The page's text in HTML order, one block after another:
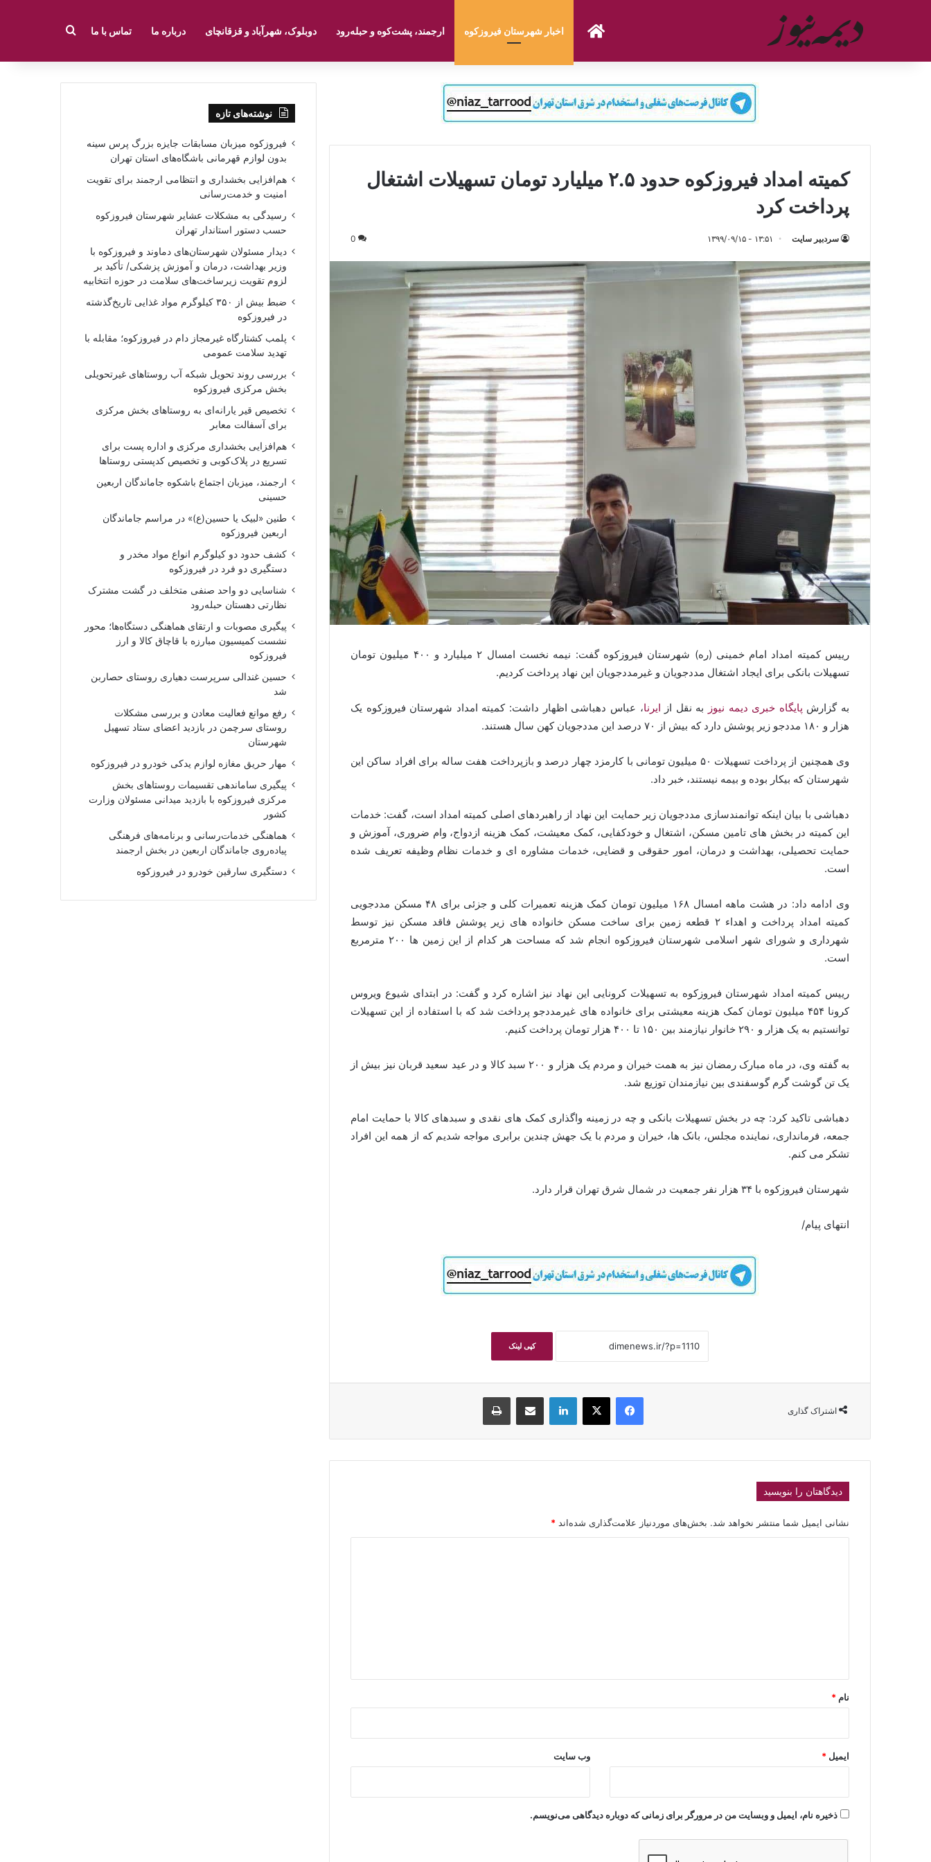
صفحه نخست
اخبار شهرستان فیروزکوه ارجمند، پشت‌کوه و حبله‌رود دوبلوک، شهرآباد و قزقانچای درباره ما تماس با ما جستجو برای
کمیته امداد فیروزکوه حدود ۲.۵ میلیارد تومان تسهیلات اشتغال
پرداخت کرد
سردبیر سایت ۱۳:۵۱ - ۱۳۹۹/۰۹/۱۵ 0
رییس کمیته امداد امام خمینی (ره) شهرستان فیروزکوه گفت: نیمه نخست امسال ۲ میلیارد و ۴۰۰ میلیون تومان
تسهیلات بانکی برای ایجاد اشتغال مددجویان و غیرمددجویان این نهاد پرداخت کردیم.
به گزارش پایگاه خبری دیمه نیوز به نقل از ایرنا، عباس دهباشی اظهار داشت: کمیته امداد شهرستان فیروزکوه یک
هزار و ۱۸۰ مددجو زیر پوشش دارد که بیش از ۷۰ درصد این مددجویان کهن سال هستند.
وی همچنین از پرداخت تسهیلات ۵۰ میلیون تومانی با کارمزد چهار درصد و بازپرداخت هفت ساله برای افراد ساکن این
شهرستان که بیکار بوده و بیمه نیستند، خبر داد.
دهباشی با بیان اینکه توانمندسازی مددجویان زیر حمایت این نهاد از راهبردهای اصلی کمیته امداد است، گفت: خدمات
این کمیته در بخش های تامین مسکن، اشتغال و خودکفایی، کمک معیشت، کمک هزینه ازدواج، وام ضروری، آموزش و
حمایت تحصیلی، بهداشت و درمان، امور حقوقی و قضایی، خدمات مشاوره ای و خدمات نظام وظیفه تعریف شده
است.
وی ادامه داد: در هشت ماهه امسال ۱۶۸ میلیون تومان کمک هزینه تعمیرات کلی و جزئی برای ۴۸ مسکن مددجویی
کمیته امداد پرداخت و اهداء ۲ قطعه زمین برای ساخت مسکن خانواده های زیر پوشش فاقد مسکن نیز توسط
شهرداری و شورای شهر اسلامی شهرستان فیروزکوه انجام شد که مساحت هر کدام از این زمین ها ۲۰۰ مترمربع
است.
رییس کمیته امداد شهرستان فیروزکوه به تسهیلات کرونایی این نهاد نیز اشاره کرد و گفت: در ابتدای شیوع ویروس
کرونا ۴۵۴ میلیون تومان کمک هزینه معیشتی برای خانواده های غیرمددجو پرداخت شد که با استفاده از این تسهیلات
توانستیم به یک هزار و ۲۹۰ خانوار نیازمند بین ۱۵۰ تا ۴۰۰ هزار تومان پرداخت کنیم.
به گفته وی، در ماه مبارک رمضان نیز به همت خیران و مردم یک هزار و ۲۰۰ سبد کالا و در عید سعید قربان نیز بیش از
یک تن گوشت گرم گوسفندی بین نیازمندان توزیع شد.
دهباشی تاکید کرد: چه در بخش تسهیلات بانکی و چه در زمینه واگذاری کمک های نقدی و سبدهای کالا با حمایت امام
جمعه، فرمانداری، نماینده مجلس، بانک ها، خیران و مردم با یک جهش چندین برابری مواجه شدیم که از همه این افراد
تشکر می کنم.
شهرستان فیروزکوه با ۳۴ هزار نفر جمعیت در شمال شرق تهران قرار دارد.
انتهای پیام/
کپی لینک
اشتراک گذاری
فیسبوکایکس لینکداین اشتراک گذاری با ایمیل چاپ
دیدگاهتان را بنویسید
نشانی ایمیل شما منتشر نخواهد شد. بخش‌های موردنیاز علامت‌گذاری شده‌اند *
نام *
ایمیل * وب‌ سایت
ذخیره نام، ایمیل و وبسایت من در مرورگر برای زمانی که دوباره دیدگاهی می‌نویسم.
نوشته‌های تازه
فیروزکوه میزبان مسابقات جایزه بزرگ پرس سینه
بدون لوازم قهرمانی باشگاه‌های استان تهران
هم‌افزایی بخشداری و انتظامی ارجمند برای تقویت
امنیت و خدمت‌رسانی
رسیدگی به مشکلات عشایر شهرستان فیروزکوه
حسب دستور استاندار تهران
دیدار مسئولان شهرستان‌های دماوند و فیروزکوه با
وزیر بهداشت، درمان و آموزش پزشکی/ تأکید بر
لزوم تقویت زیرساخت‌های سلامت در حوزه انتخابیه
ضبط بیش از ۳۵۰ کیلوگرم مواد غذایی تاریخ‌گذشته
در فیروزکوه
پلمب کشتارگاه غیرمجاز دام در فیروزکوه؛ مقابله با
تهدید سلامت عمومی
بررسی روند تحویل شبکه آب روستاهای غیرتحویلی
بخش مرکزی فیروزکوه
تخصیص قیر یارانه‌ای به روستاهای بخش مرکزی
برای آسفالت معابر
هم‌افزایی بخشداری مرکزی و اداره پست برای
تسریع در پلاک‌کوبی و تخصیص کدپستی روستاها
ارجمند، میزبان اجتماع باشکوه جاماندگان اربعین
حسینی
طنین «لبیک یا حسین(ع)» در مراسم جاماندگان
اربعین فیروزکوه
کشف حدود دو کیلوگرم انواع مواد مخدر و
دستگیری دو فرد در فیروزکوه
شناسایی دو واحد صنفی متخلف در گشت مشترک
نظارتی دهستان حبله‌رود
پیگیری مصوبات و ارتقای هماهنگی دستگاه‌ها؛ محور
نشست کمیسیون مبارزه با قاچاق کالا و ارز
فیروزکوه
حسین غندالی سرپرست دهیاری روستای حصاربن
شد
رفع موانع فعالیت معادن و بررسی مشکلات
روستای سرچمن در بازدید اعضای ستاد تسهیل
شهرستان
مهار حریق مغازه لوازم یدکی خودرو در فیروزکوه
پیگیری ساماندهی تقسیمات روستاهای بخش
مرکزی فیروزکوه با بازدید میدانی مسئولان وزارت
کشور
هماهنگی خدمات‌رسانی و برنامه‌های فرهنگی
پیاده‌روی جاماندگان اربعین در بخش ارجمند
دستگیری سارقین خودرو در فیروزکوه